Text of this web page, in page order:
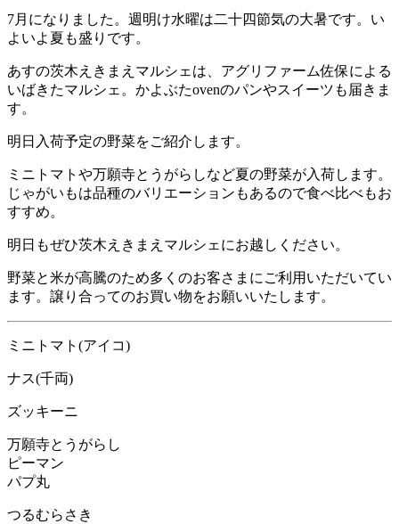
7月になりました。週明け水曜は二十四節気の大暑です。い
よいよ夏も盛りです。
あすの茨木えきまえマルシェは、アグリファーム佐保による
いばきたマルシェ。かよぶたovenのパンやスイーツも届きま
す。
明日入荷予定の野菜をご紹介します。
ミニトマトや万願寺とうがらしなど夏の野菜が入荷します。
じゃがいもは品種のバリエーションもあるので食べ比べもお
すすめ。
明日もぜひ茨木えきまえマルシェにお越しください。
野菜と米が高騰のため多くのお客さまにご利用いただいてい
ます。譲り合ってのお買い物をお願いいたします。
ミニトマト(アイコ)
ナス(千両)
ズッキーニ
万願寺とうがらし
ピーマン
パプ丸
つるむらさき